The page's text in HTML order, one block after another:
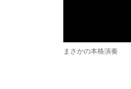
まさかの本格演奏